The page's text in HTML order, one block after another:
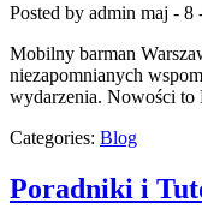
Posted by admin maj - 8
Mobilny barman
niezapomnianych
wydarzenia. Nowości
Categories: Blog
Poradniki i